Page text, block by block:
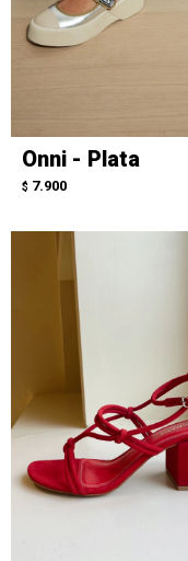
Onni - Plata
$ 7.900